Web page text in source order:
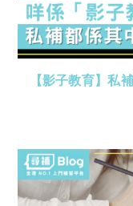
【影子教育】私